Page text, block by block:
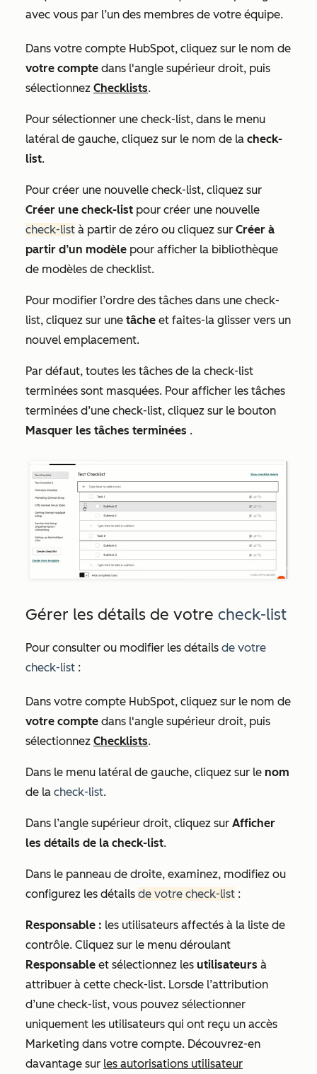
avec vous par l’un des membres de votre équipe.
Dans votre compte HubSpot, cliquez sur le nom de
votre compte dans l'angle supérieur droit, puis
sélectionnez Checklists.
Pour sélectionner une check-list, dans le menu
latéral de gauche, cliquez sur le nom de la check-
list.
Pour créer une nouvelle check-list, cliquez sur
Créer une check-list pour créer une nouvelle
check-list à partir de zéro ou cliquez sur Créer à
partir d’un modèle pour afficher la bibliothèque
de modèles de checklist.
Pour modifier l’ordre des tâches dans une check-
list, cliquez sur une tâche et faites-la glisser vers un
nouvel emplacement.
Par défaut, toutes les tâches de la check-list
terminées sont masquées. Pour afficher les tâches
terminées d’une check-list, cliquez sur le bouton
Masquer les tâches terminées .
Gérer les détails de votre check-list
Pour consulter ou modifier les détails de votre
check-list :
Dans votre compte HubSpot, cliquez sur le nom de
votre compte dans l'angle supérieur droit, puis
sélectionnez Checklists.
Dans le menu latéral de gauche, cliquez sur le nom
de la check-list.
Dans l’angle supérieur droit, cliquez sur Afficher
les détails de la check-list.
Dans le panneau de droite, examinez, modifiez ou
configurez les détails de votre check-list :
Responsable : les utilisateurs affectés à la liste de
contrôle. Cliquez sur le menu déroulant
Responsable et sélectionnez les utilisateurs à
attribuer à cette check-list. Lorsde l’attribution
d’une check-list, vous pouvez sélectionner
uniquement les utilisateurs qui ont reçu un accès
Marketing dans votre compte. Découvrez-en
davantage sur les autorisations utilisateur